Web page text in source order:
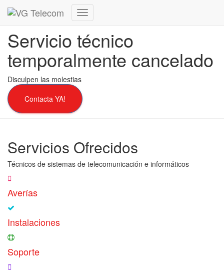
Cambiar
de
navegación
Servicio técnico
temporalmente cancelado
Disculpen las molestias
Contacta YA!
Servicios Ofrecidos
Técnicos de sistemas de telecomunicación e informáticos
Averías
Instalaciones
Soporte